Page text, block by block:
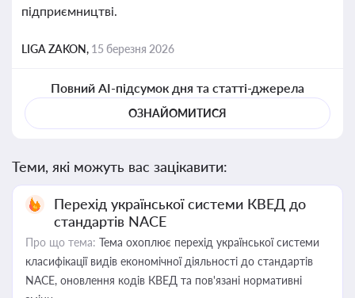
підприємництві.
LIGA ZAKON, 15 березня 2026
Повний AI-підсумок дня та статті-джерела
ОЗНАЙОМИТИСЯ
Теми, які можуть вас зацікавити:
Перехід української системи КВЕД до
стандартів NACE
Про що тема: Тема охоплює перехід української системи
класифікації видів економічної діяльності до стандартів
NACE, оновлення кодів КВЕД та пов'язані нормативні